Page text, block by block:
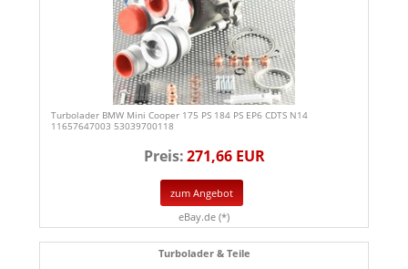
Turbolader BMW Mini Cooper 175 PS 184 PS EP6 CDTS N14
11657647003 53039700118
Preis:271,66 EUR
zum Angebot
eBay.de (*)
Turbolader & Teile